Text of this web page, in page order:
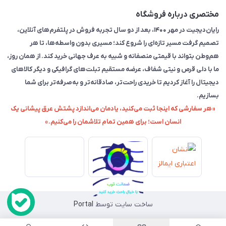
مختصری درباره فروشگاه
رایان‌دیجیت در مهر ۱۴۰۰، بعد از دو سال تجربه فروش در پلتفرم‌های آنلاین،
تصمیم گرفت مسیر تازه‌ای را شروع کند؛ مسیری بدون واسطه‌ها، تا هر
هم‌وطن بتواند با قیمتی منصفانه و شبیه به عرف جهانی خرید کند. از همان روز،
ما با دلی قرص و نیتی شفاف، عرضه مستقیم تبلت‌های گرافیکی و دیگر کالاهای
دیجیتال را آغاز کردیم تا خریدی راحت‌تر، صادقانه‌تر و به‌صرفه‌تر برای شما
بسازیم.
«هر سفارشی که اینجا ثبت می‌کنید، یادمان می‌اندازد پشتش عرق پیشانی یک
انسان است؛ برای همین تمام تلاشمان را می‌کنیم.»
ساخت سایت توسط Portal